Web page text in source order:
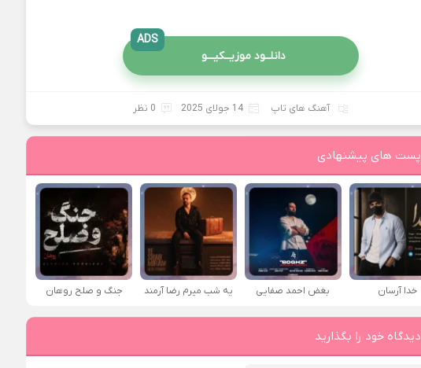
دانلــود موزیــکیـــو
ADS
آهنگ های تاپ 14 جولای 2025 0 نظر
پست های پیشنهادی
خدا آرسان بغض احمد صفایی یه شب میرم رضا آرمند جنگ و صلح روهان
دیدگاه خود را بگذارید